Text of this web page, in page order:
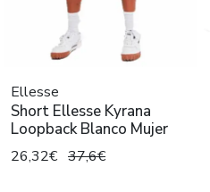
Ellesse
Short Ellesse Kyrana
Loopback Blanco Mujer
26,32€ 37,6€